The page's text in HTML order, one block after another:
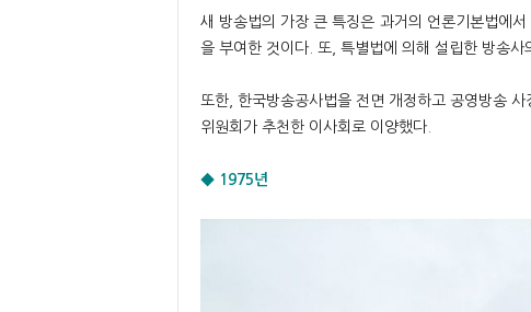
새 방송법의 가장 큰 특징은 과거의 언론기본법에
을 부여한 것이다. 또, 특별법에 의해 설립한 방송사
또한, 한국방송공사법을 전면 개정하고 공영방송
위원회가 추천한 이사회로 이양했다.
◆ 1975년